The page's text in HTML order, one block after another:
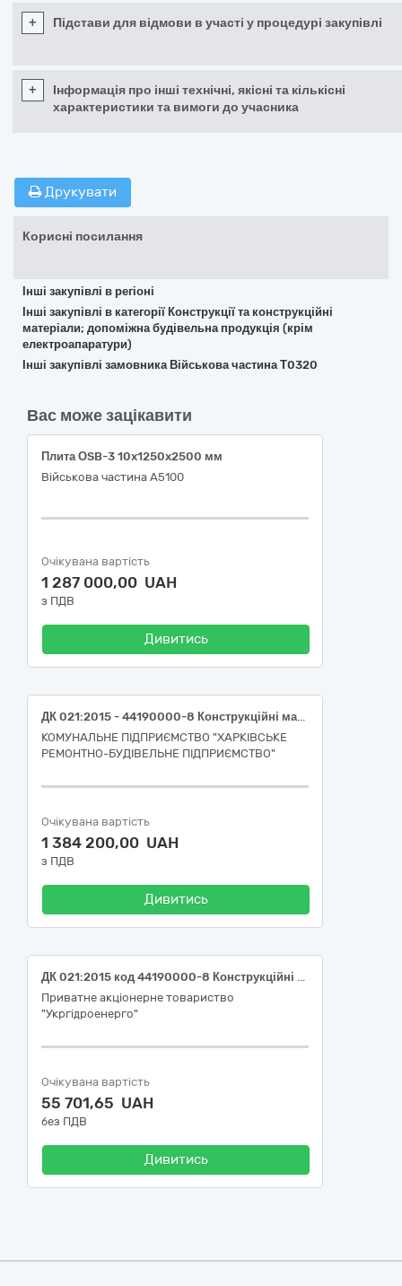
+ Підстави для відмови в участі у процедурі закупівлі
+
Інформація про інші технічні, якісні та кількісні
характеристики та вимоги до учасника
Друкувати
Корисні посилання
Інші закупівлі в регіоні
Інші закупівлі в категорії Конструкції та конструкційні
матеріали; допоміжна будівельна продукція (крім
електроапаратури)
Інші закупівлі замовника Військова частина Т0320
Вас може зацікавити
Плита ОSB-3 10x1250x2500 мм
Військова частина А5100
Очікувана вартість
1 287 000,00 UAH
з ПДВ
Дивитись
ДК 021:2015 - 44190000-8 Конструкційні матеріали різні (ДК 021:2015 -44191100-6 Фанера: фанера березова ФСФ, підвищеної вологостійкості, товщина 9 мм; ДК 021:2015 -44191100-6 Фанера: фанера березова ламінована ФСФ, підвищеної вологостійкості, товщина 12 мм; ДК 021:2015 -44191100-6 Фанера: Фанера березова ФСФ підвищеної вологостійкості, товщина 18 мм)
КОМУНАЛЬНЕ ПІДПРИЄМСТВО "ХАРКІВСЬКЕ
РЕМОНТНО-БУДІВЕЛЬНЕ ПІДПРИЄМСТВО"
Очікувана вартість
1 384 200,00 UAH
з ПДВ
Дивитись
ДК 021:2015 код 44190000-8 Конструкційні матеріали різні (Закупівля фанери для філії "Середньодніпровська ГЕС" ПрАТ "Укргідроенерго")
Приватне акціонерне товариство
"Укргідроенерго"
Очікувана вартість
55 701,65 UAH
без ПДВ
Дивитись